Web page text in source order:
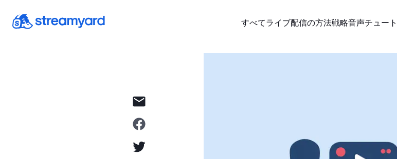
すべてライブ配信の方法戦略音声チュー